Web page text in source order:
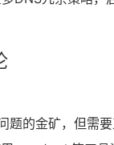
题的金矿，但需